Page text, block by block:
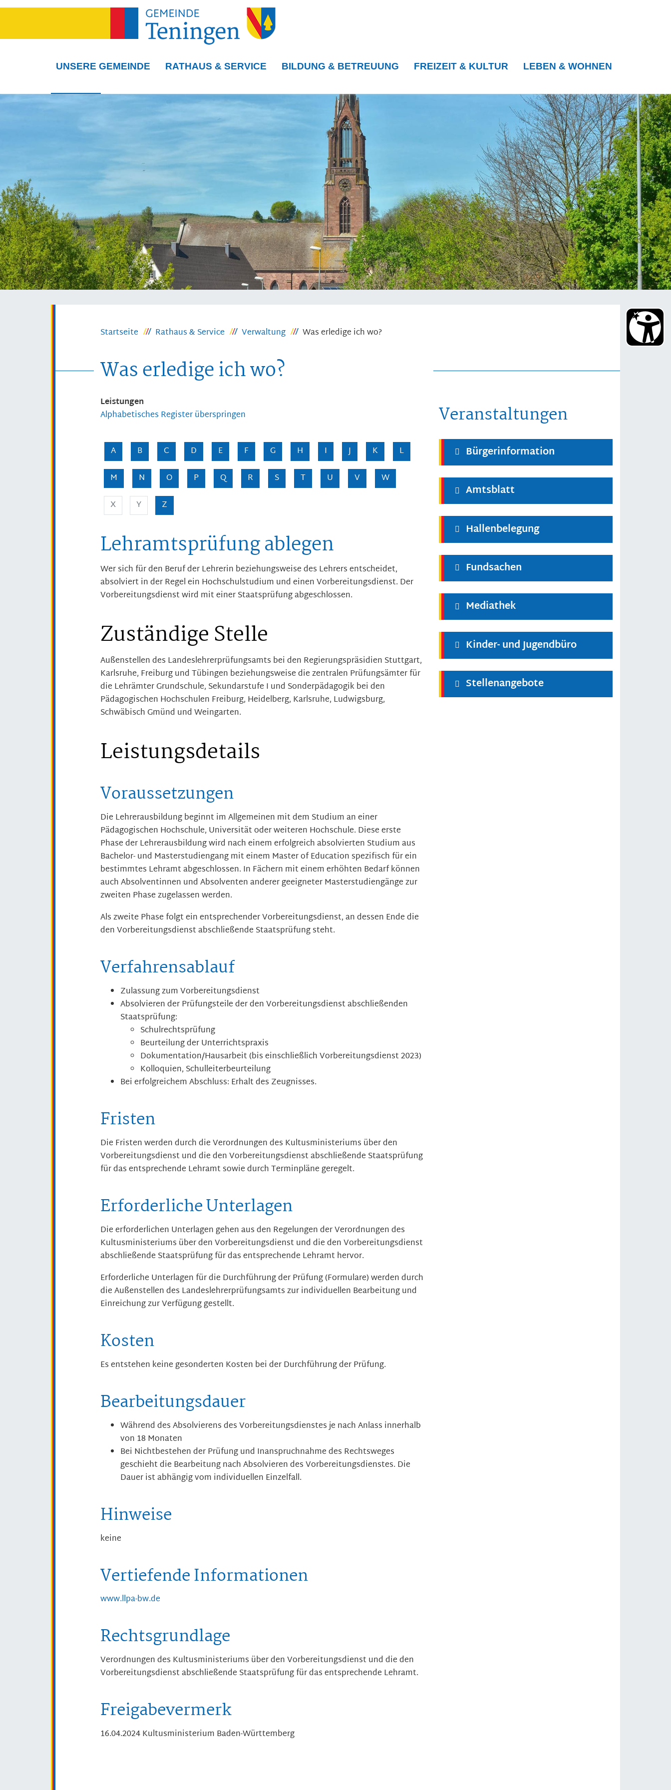
UNSERE GEMEINDE RATHAUS & SERVICE BILDUNG & BETREUUNG FREIZEIT & KULTUR LEBEN & WOHNEN
Startseite Rathaus & Service Verwaltung Was erledige ich wo?
Was erledige ich wo?
Leistungen
Alphabetisches Register überspringen
A B C D E F G H I J K
L
M
N O P Q R S T U V
W
X
Y Z
Lehramtsprüfung ablegen
Wer sich für den Beruf der Lehrerin beziehungsweise des Lehrers entscheidet,
absolviert in der Regel ein Hochschulstudium und einen Vorbereitungsdienst. Der
Vorbereitungsdienst wird mit einer Staatsprüfung abgeschlossen.
Zuständige Stelle
Außenstellen des Landeslehrerprüfungsamts bei den Regierungspräsidien Stuttgart,
Karlsruhe, Freiburg und Tübingen beziehungsweise die zentralen Prüfungsämter für
die Lehrämter Grundschule, Sekundarstufe I und Sonderpädagogik bei den
Pädagogischen Hochschulen Freiburg, Heidelberg, Karlsruhe, Ludwigsburg,
Schwäbisch Gmünd und Weingarten.
Leistungsdetails
Voraussetzungen
Die Lehrerausbildung beginnt im Allgemeinen mit dem Studium an einer
Pädagogischen Hochschule, Universität oder weiteren Hochschule. Diese erste
Phase der Lehrerausbildung wird nach einem erfolgreich absolvierten Studium aus
Bachelor- und Masterstudiengang mit einem Master of Education spezifisch für ein
bestimmtes Lehramt abgeschlossen. In Fächern mit einem erhöhten Bedarf können
auch Absolventinnen und Absolventen anderer geeigneter Masterstudiengänge zur
zweiten Phase zugelassen werden.
Als zweite Phase folgt ein entsprechender Vorbereitungsdienst, an dessen Ende die
den Vorbereitungsdienst abschließende Staatsprüfung steht.
Verfahrensablauf
Zulassung zum Vorbereitungsdienst
Absolvieren der Prüfungsteile der den Vorbereitungsdienst abschließenden
Staatsprüfung:
Schulrechtsprüfung
Beurteilung der Unterrichtspraxis
Dokumentation/Hausarbeit (bis einschließlich Vorbereitungsdienst 2023)
Kolloquien, Schulleiterbeurteilung
Bei erfolgreichem Abschluss: Erhalt des Zeugnisses.
Fristen
Die Fristen werden durch die Verordnungen des Kultusministeriums über den
Vorbereitungsdienst und die den Vorbereitungsdienst abschließende Staatsprüfung
für das entsprechende Lehramt sowie durch Terminpläne geregelt.
Erforderliche Unterlagen
Die erforderlichen Unterlagen gehen aus den Regelungen der Verordnungen des
Kultusministeriums über den Vorbereitungsdienst und die den Vorbereitungsdienst
abschließende Staatsprüfung für das entsprechende Lehramt hervor.
Erforderliche Unterlagen für die Durchführung der Prüfung (Formulare) werden durch
die Außenstellen des Landeslehrerprüfungsamts zur individuellen Bearbeitung und
Einreichung zur Verfügung gestellt.
Kosten
Es entstehen keine gesonderten Kosten bei der Durchführung der Prüfung.
Bearbeitungsdauer
Während des Absolvierens des Vorbereitungsdienstes je nach Anlass innerhalb
von 18 Monaten
Bei Nichtbestehen der Prüfung und Inanspruchnahme des Rechtsweges
geschieht die Bearbeitung nach Absolvieren des Vorbereitungsdienstes. Die
Dauer ist abhängig vom individuellen Einzelfall.
Hinweise
keine
Vertiefende Informationen
www.llpa-bw.de
Rechtsgrundlage
Verordnungen des Kultusministeriums über den Vorbereitungsdienst und die den
Vorbereitungsdienst abschließende Staatsprüfung für das entsprechende Lehramt.
Freigabevermerk
16.04.2024 Kultusministerium Baden-Württemberg
Veranstaltungen
Bürgerinformation
Amtsblatt
Hallenbelegung
Fundsachen
Mediathek
Kinder- und Jugendbüro
Stellenangebote